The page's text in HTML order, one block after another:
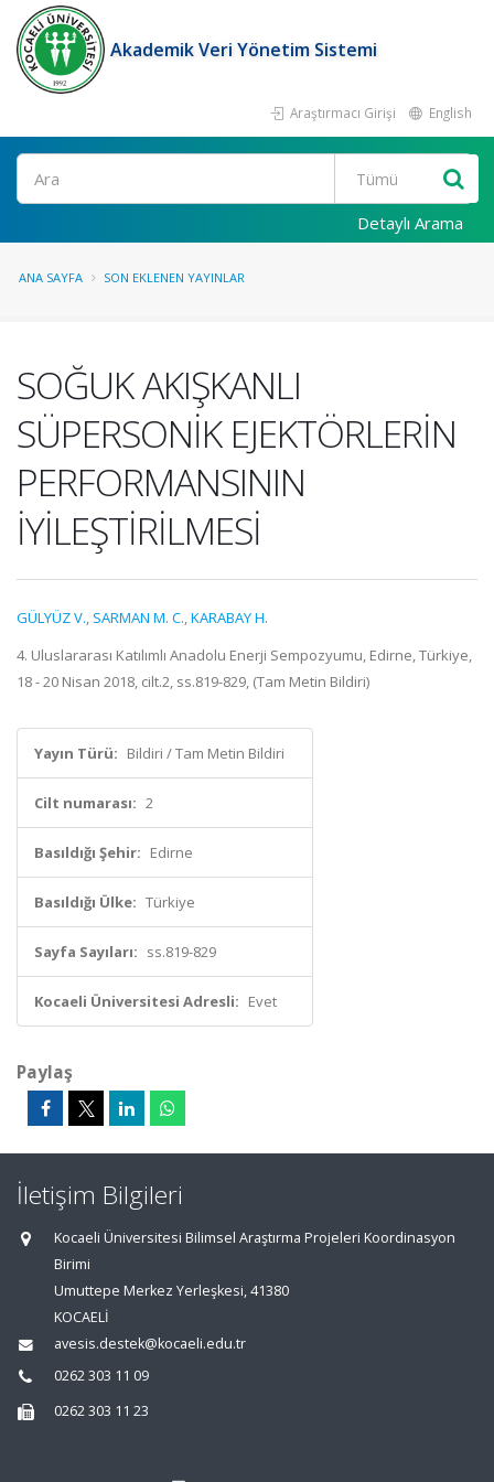
Akademik Veri Yönetim Sistemi
Araştırmacı Girişi English
Ara
Detaylı Arama
ANA SAYFA SON EKLENEN YAYINLAR
SOĞUK AKIŞKANLI
SÜPERSONİK EJEKTÖRLERİN
PERFORMANSININ
İYİLEŞTİRİLMESİ
GÜLYÜZ V., SARMAN M. C.,KARABAY H.
4. Uluslararası Katılımlı Anadolu Enerji Sempozyumu, Edirne, Türkiye,
18 - 20 Nisan 2018, cilt.2, ss.819-829, (Tam Metin Bildiri)
Yayın Türü: Bildiri / Tam Metin Bildiri
Cilt numarası: 2
Basıldığı Şehir: Edirne
Basıldığı Ülke: Türkiye
Sayfa Sayıları: ss.819-829
Kocaeli Üniversitesi Adresli: Evet
Paylaş
İletişim Bilgileri
Kocaeli Üniversitesi Bilimsel Araştırma Projeleri Koordinasyon
Birimi
Umuttepe Merkez Yerleşkesi, 41380
KOCAELİ
avesis.destek@kocaeli.edu.tr
0262 303 11 09
0262 303 11 23